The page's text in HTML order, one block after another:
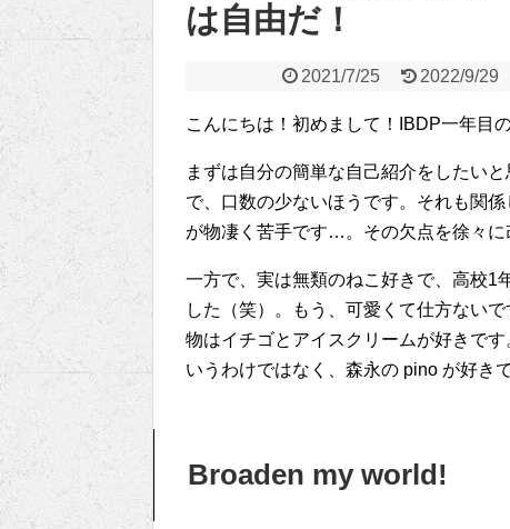
は自由だ！
2021/7/25 2022/9/29
こんにちは！初めまして！IBDP一年目
まずは自分の簡単な自己紹介をしたい
で、口数の少ないほうです。それも関
が物凄く苦手です…。その欠点を徐々に
一方で、実は無類のねこ好きで、高校1
した（笑）。もう、可愛くて仕方ない
物はイチゴとアイスクリームが好きで
いうわけではなく、森永の pino が好きで
Broaden my world!